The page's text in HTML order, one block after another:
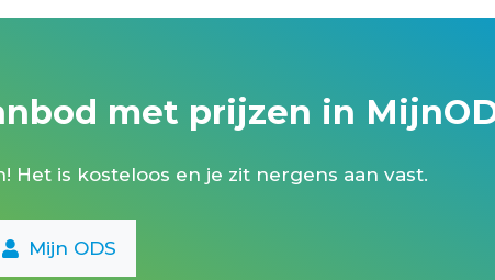
klimmen en boulderen
met prijzen in
Het is kosteloos en je zit nergens aan vast.
Mijn ODS